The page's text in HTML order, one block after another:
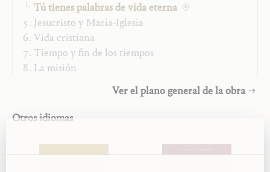
Tú tienes palabras de vida eterna
Jesucristo y María-Iglesia
Vida cristiana
Tiempo y fin de los tiempos
La misión
Ver el plano general de la obra
Otros idiomas
VON BALTHASAR